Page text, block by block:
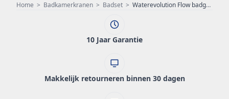
Home > Badkamerkranen > Badset > Waterevolution Flow badgarnituur compleet met muuraansluiting volledig PVD Gun Metal T1621GME
10 Jaar Garantie
Makkelijk retourneren binnen 30 dagen